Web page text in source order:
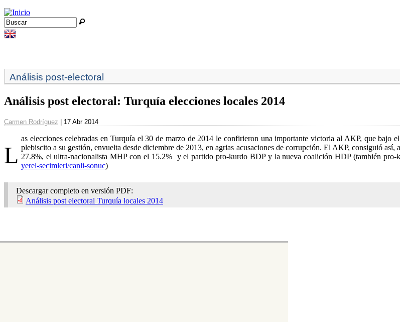
Jump to navigation
Formulario de búsqueda
Buscar
Análisis post-electoral
Análisis post electoral: Turquía elecciones locales 2014
Carmen Rodríguez | 17 Abr 2014
L
as elecciones celebradas en Turquía el 30 de marzo de 2014 le confirieron una importante victoria al AKP, que
plebiscito a su gestión, envuelta desde diciembre de 2013, en agrias acusaciones de corrupción. El AKP, consiguió
27.8%, el ultra-nacionalista MHP con el 15.2% y el partido pro-kurdo BDP y la nueva coalición HDP (también
yerel-secimleri/canli-sonuc)
Descargar completo en versión PDF:
Análisis post electoral Turquía locales 2014